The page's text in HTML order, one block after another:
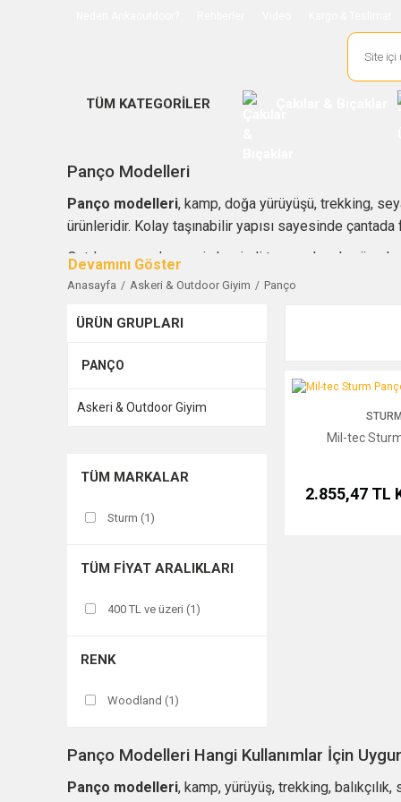
TÜM KATEGORİLER
Panço Modelleri
Panço modelleri, kamp, doğa yürüyüşü, trekking,
ürünleridir. Kolay taşınabilir yapısı sayesinde
Outdoor pançolar, geniş kesimli tasarımlarıyla vücudu
detayı, hafif formu ve rahat kullanımı sayesinde
AnkaOutdoor’da yer alan panço seçenekleriyle
Anasayfa Askeri & Outdoor Giyim Panço
ÜRÜN GRUPLARI
PANÇO
Askeri & Outdoor Giyim
TÜM MARKALAR
Sturm (1)
TÜM FIYAT ARALIKLARI
400 TL ve üzeri (1)
RENK
Woodland (1)
Mil-tec Sturm Panço
STURM
Mil-tec
2.855,47 TL
Panço Modelleri Hangi Kullanımlar İçin
Panço modelleri, kamp, yürüyüş, trekking,